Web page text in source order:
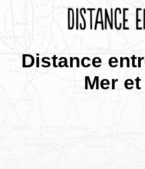
Distance
Mer